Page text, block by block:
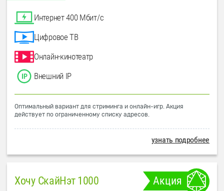
Интернет 400 Мбит/с
Цифровое ТВ
Онлайн-кинотеатр
Внешний IP
Оптимальный вариант для стриминга и онлайн-игр. Акция
действует по ограниченному списку адресов.
узнать подробнее
Хочу СкайНэт 1000 Акция